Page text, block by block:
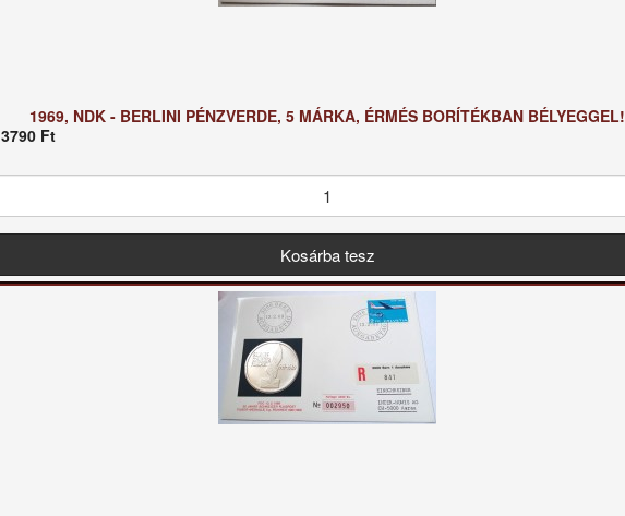
1969, NDK - BERLINI PÉNZVERDE, 5 MÁRKA, ÉRMÉS BORÍTÉKBAN BÉLYEGGEL!
3790 Ft